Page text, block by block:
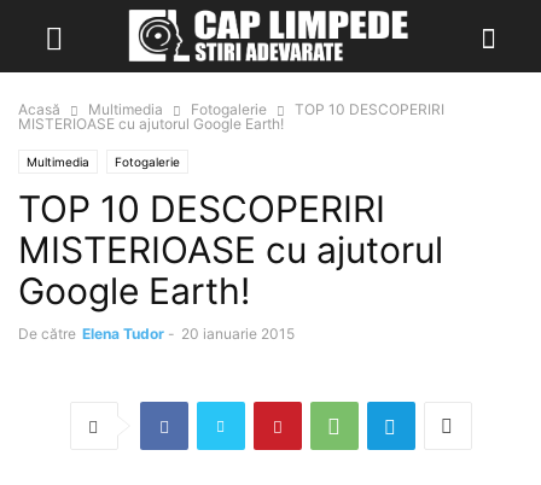
Acasă Multimedia Fotogalerie
TOP 10 DESCOPERIRI
MISTERIOASE cu ajutorul Google Earth!
Multimedia Fotogalerie
TOP 10 DESCOPERIRI
MISTERIOASE cu ajutorul
Google Earth!
De către Elena Tudor - 20 ianuarie 2015